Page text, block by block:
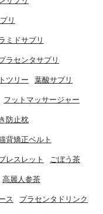
リ
ミドサプリ
ラセンタサプリ
ツリー 葉酸サプリ
フットマッサージャー
防止枕
背矯正ベルト
レスレット ごぼう茶
高麗人参茶
ス プラセンタドリンク